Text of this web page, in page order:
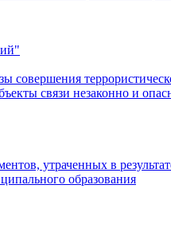
совершения
связи незаконно и
утраченных в
образования